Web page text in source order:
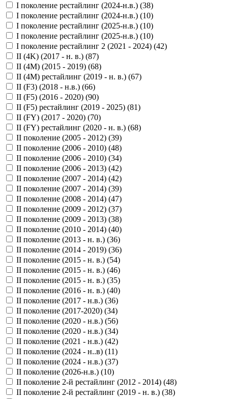
I поколение рестайлинг (2024-н.в.) (38)
I поколение рестайлинг (2024-н.в.) (10)
I поколение рестайлинг (2025-н.в.) (10)
I поколение рестайлинг (2025-н.в.) (10)
I поколение рестайлинг 2 (2021 - 2024) (42)
II (4K) (2017 - н. в.) (87)
II (4M) (2015 - 2019) (68)
II (4M) рестайлинг (2019 - н. в.) (67)
II (F3) (2018 - н.в.) (66)
II (F5) (2016 - 2020) (90)
II (F5) рестайлинг (2019 - 2025) (81)
II (FY) (2017 - 2020) (70)
II (FY) рестайлинг (2020 - н. в.) (68)
II поколение (2005 - 2012) (39)
II поколение (2006 - 2010) (48)
II поколение (2006 - 2010) (34)
II поколение (2006 - 2013) (42)
II поколение (2007 - 2014) (42)
II поколение (2007 - 2014) (39)
II поколение (2008 - 2014) (47)
II поколение (2009 - 2012) (37)
II поколение (2009 - 2013) (38)
II поколение (2010 - 2014) (40)
II поколение (2013 - н. в.) (36)
II поколение (2014 - 2019) (36)
II поколение (2015 - н. в.) (54)
II поколение (2015 - н. в.) (46)
II поколение (2015 - н. в.) (35)
II поколение (2016 - н. в.) (40)
II поколение (2017 - н.в.) (36)
II поколение (2017-2020) (34)
II поколение (2020 - н.в.) (56)
II поколение (2020 - н.в.) (34)
II поколение (2021 - н.в.) (42)
II поколение (2024 - н..в) (11)
II поколение (2024 - н.в.) (37)
II поколение (2026-н.в.) (10)
II поколение 2-й рестайлинг (2012 - 2014) (48)
II поколение 2-й рестайлинг (2019 - н. в.) (38)